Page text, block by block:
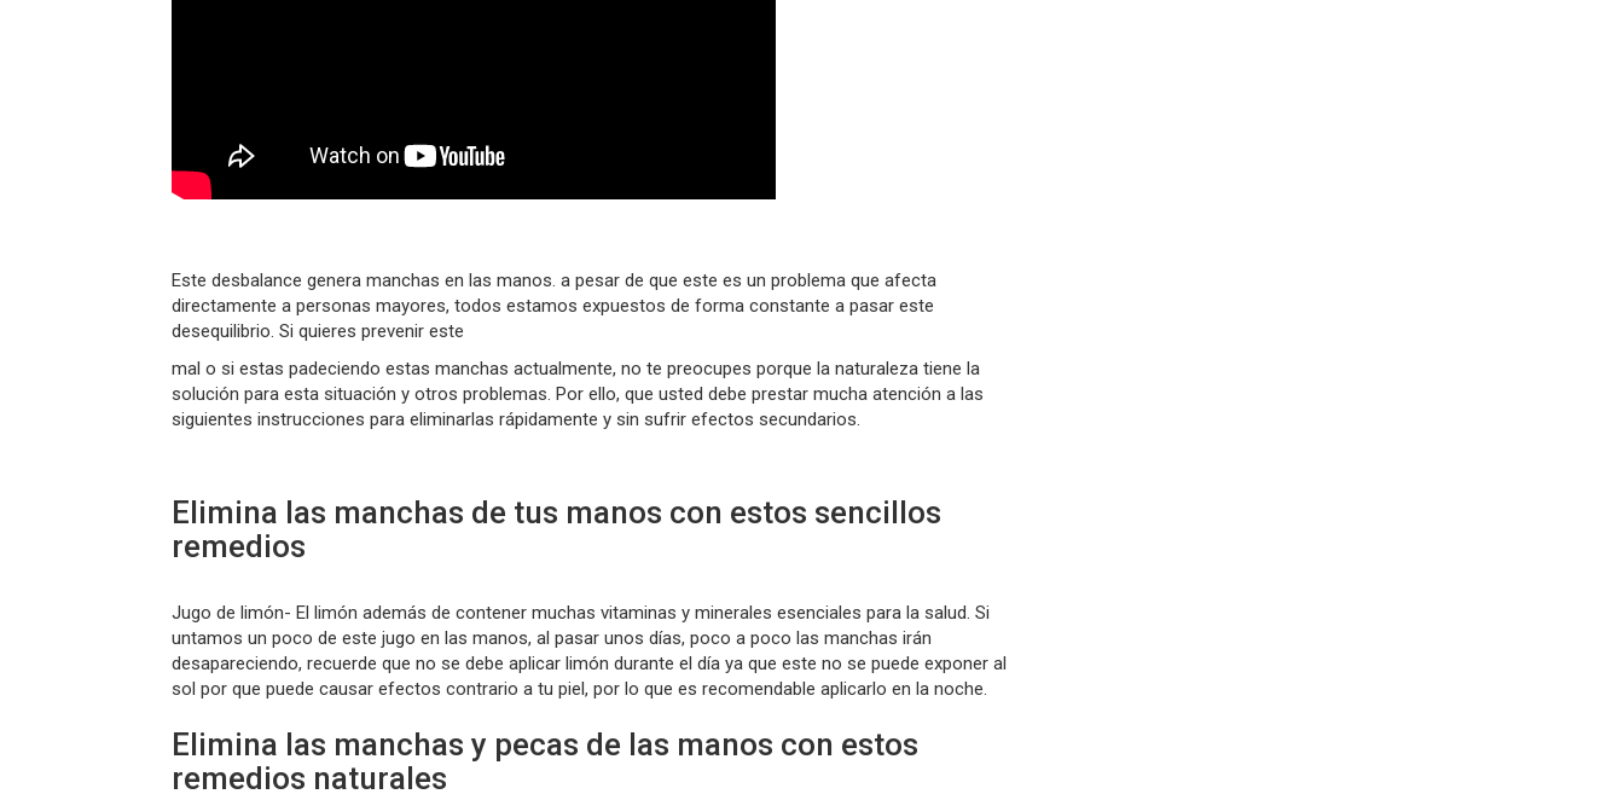
Este desbalance genera manchas en las manos. a pesar de que este es un problema que afecta
directamente a personas mayores, todos estamos expuestos de forma constante a pasar este
desequilibrio. Si quieres prevenir este
mal o si estas padeciendo estas manchas actualmente, no te preocupes porque la naturaleza tiene la
solución para esta situación y otros problemas. Por ello, que usted debe prestar mucha atención a las
siguientes instrucciones para eliminarlas rápidamente y sin sufrir efectos secundarios.
Elimina las manchas de tus manos con estos sencillos
remedios
Jugo de limón- El limón además de contener muchas vitaminas y minerales esenciales para la salud. Si
untamos un poco de este jugo en las manos, al pasar unos días, poco a poco las manchas irán
desapareciendo, recuerde que no se debe aplicar limón durante el día ya que este no se puede exponer al
sol por que puede causar efectos contrario a tu piel, por lo que es recomendable aplicarlo en la noche.
Elimina las manchas y pecas de las manos con estos
remedios naturales